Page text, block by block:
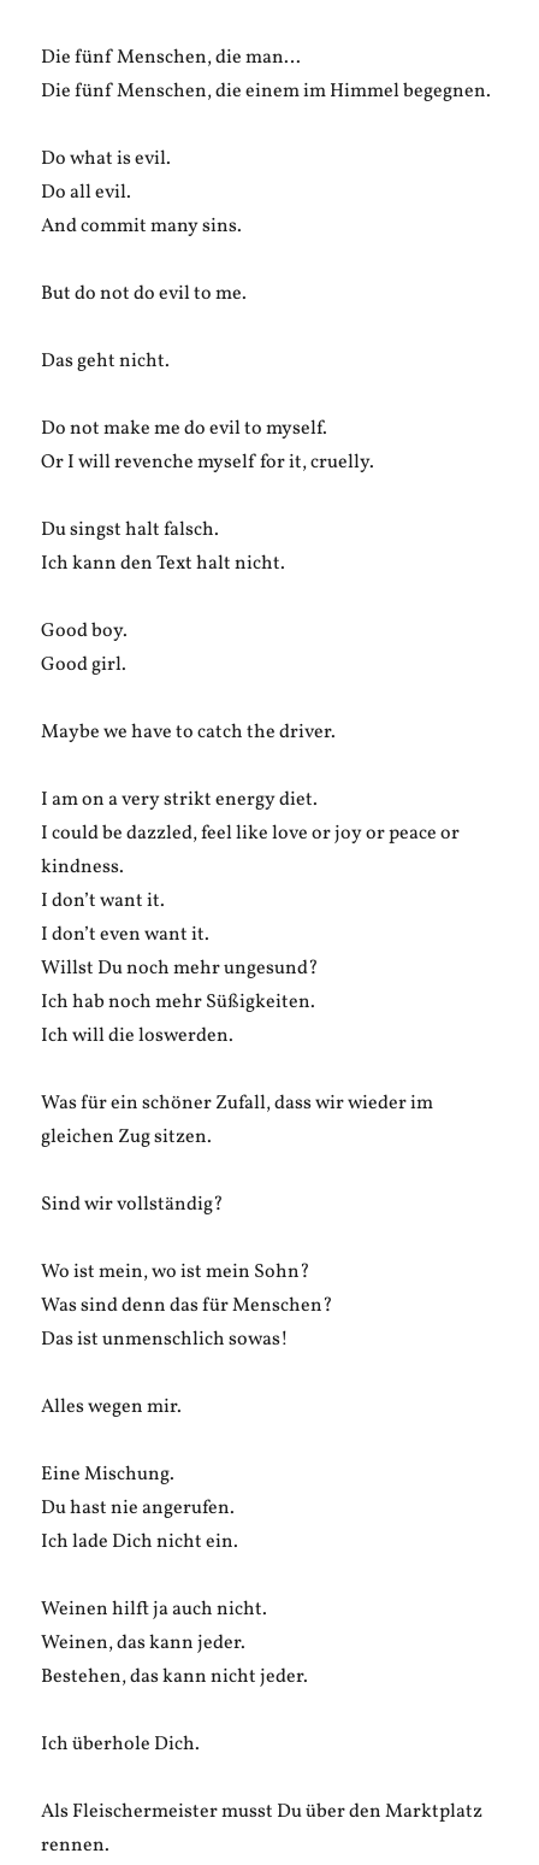
Die fünf Menschen, die man…
Die fünf Menschen, die einem im Himmel begegnen.
Do what is evil.
Do all evil.
And commit many sins.
But do not do evil to me.
Das geht nicht.
Do not make me do evil to myself.
Or I will revenche myself for it, cruelly.
Du singst halt falsch.
Ich kann den Text halt nicht.
Good boy.
Good girl.
Maybe we have to catch the driver.
I am on a very strikt energy diet.
I could be dazzled, feel like love or joy or peace or
kindness.
I don’t want it.
I don’t even want it.
Willst Du noch mehr ungesund?
Ich hab noch mehr Süßigkeiten.
Ich will die loswerden.
Was für ein schöner Zufall, dass wir wieder im
gleichen Zug sitzen.
Sind wir vollständig?
Wo ist mein, wo ist mein Sohn?
Was sind denn das für Menschen?
Das ist unmenschlich sowas!
Alles wegen mir.
Eine Mischung.
Du hast nie angerufen.
Ich lade Dich nicht ein.
Weinen hilft ja auch nicht.
Weinen, das kann jeder.
Bestehen, das kann nicht jeder.
Ich überhole Dich.
Als Fleischermeister musst Du über den Marktplatz
rennen.